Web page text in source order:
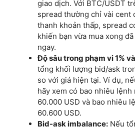
giao dịch. Với BTC/USDT
spread thường chỉ vài cent
thanh khoản thấp, spread
khiến bạn vừa mua xong
ngay.
Độ sâu trong phạm vi 1%
tổng khối lượng bid/ask
so với giá hiện tại. Ví dụ,
hãy xem có bao nhiêu
60.000 USD và bao nhiêu
60.600 USD.
Bid-ask imbalance: Nếu